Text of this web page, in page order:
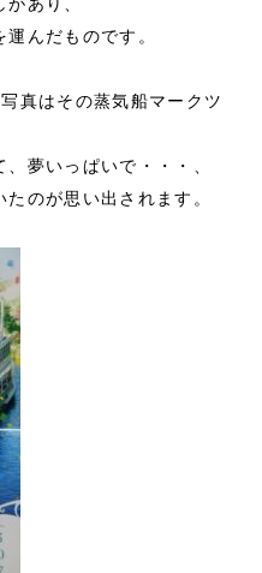
あり、
んだものです。
真はその蒸気船マークツ
夢いっぱいで・・・、
のが思い出されます。